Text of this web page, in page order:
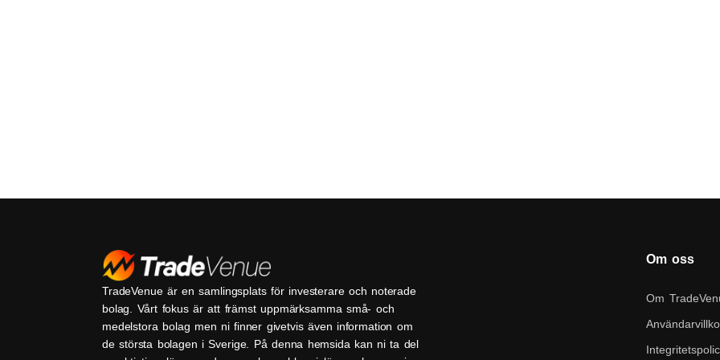
TradeVenue är en samlingsplats för investerare och noterade
bolag. Vårt fokus är att främst uppmärksamma små- och
medelstora bolag men ni finner givetvis även information om
de största bolagen i Sverige. På denna hemsida kan ni ta del
Om oss
Om